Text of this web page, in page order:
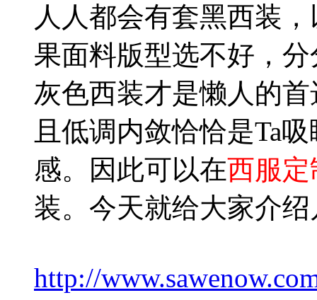
人人都会有套黑西装
果面料版型选不好，
灰色西装才是懒人的
且低调内敛恰恰是Ta
感。因此可以在西服定
装。今天就给大家介
http://